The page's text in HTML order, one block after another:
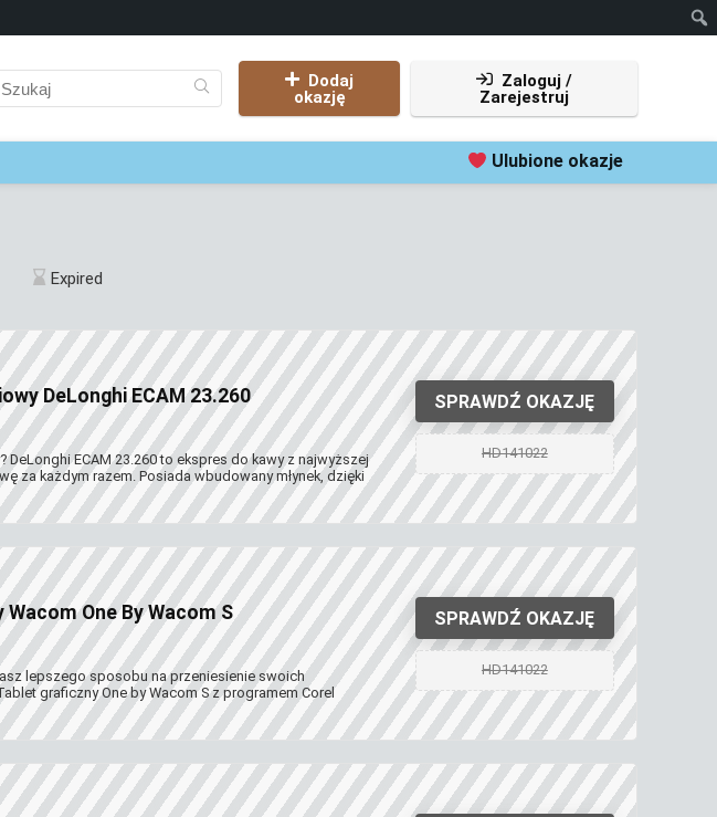
Dodaj
okazję
Zaloguj /
Zarejestruj
Ulubione okazje
Expired
DeLonghi ECAM 23.260
DeLonghi ECAM 23.260 to ekspres do kawy z najwyższej
za każdym razem. Posiada wbudowany młynek, dzięki
SPRAWDŹ OKAZJĘ
HD141022
One By Wacom S
lepszego sposobu na przeniesienie swoich
graficzny One by Wacom S z programem Corel
SPRAWDŹ OKAZJĘ
HD141022